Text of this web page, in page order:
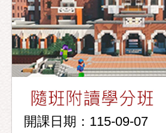
開課日期：115-09-07